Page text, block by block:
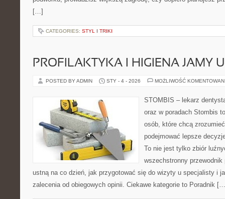
[…]
CATEGORIES: STYL I TRIKI
PROFILAKTYKA I HIGIENA JAMY
POSTED BY ADMIN STY - 4 - 2026 MOŻLIWOŚĆ
STOMBIS – lekarz
oraz w poradach Stombis
osób, które chcą
podejmować lepsze
To nie jest tylko zbiór
wszechstronny
ustną na co dzień, jak przygotować się do wizyty u specjalisty i
zalecenia od obiegowych opinii. Ciekawe kategorie to Poradnik